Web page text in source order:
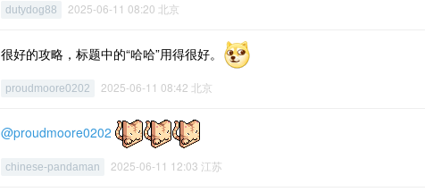
dutydog88 2025-06-11 08:20 北京
很好的攻略，标题中的“哈哈”用得很好。
proudmoore0202 2025-06-11 08:42 北京
@proudmoore0202
chinese-pandaman 2025-06-11 12:03 江苏